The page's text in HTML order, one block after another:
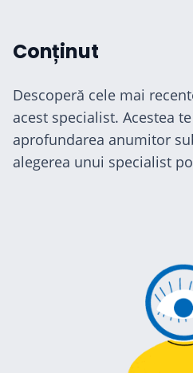
Conținut
Descoperă cele mai
acest specialist. Acestea
aprofundarea anumitor
alegerea unui specialist